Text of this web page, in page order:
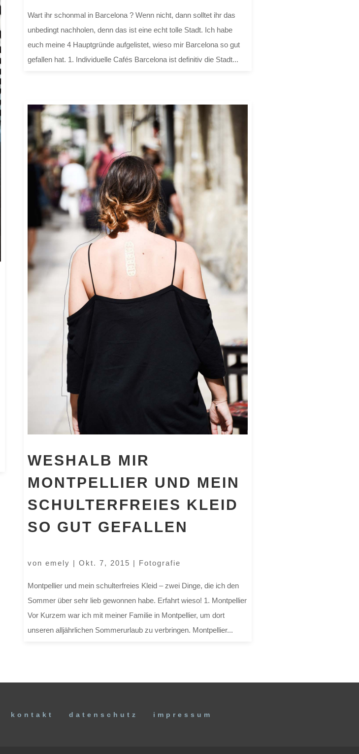
Wart ihr schonmal in Barcelona ? Wenn nicht, dann solltet ihr das
unbedingt nachholen, denn das ist eine echt tolle Stadt. Ich habe
euch meine 4 Hauptgründe aufgelistet, wieso mir Barcelona so gut
gefallen hat. 1. Individuelle Cafés Barcelona ist definitiv die Stadt...
WESHALB MIR
MONTPELLIER UND MEIN
SCHULTERFREIES KLEID
SO GUT GEFALLEN
vonemely |Okt. 7, 2015 | Fotografie
Montpellier und mein schulterfreies Kleid – zwei Dinge, die ich den
Sommer über sehr lieb gewonnen habe. Erfahrt wieso! 1. Montpellier
Vor Kurzem war ich mit meiner Familie in Montpellier, um dort
unseren alljährlichen Sommerurlaub zu verbringen. Montpellier...
kontakt datenschutz impressum